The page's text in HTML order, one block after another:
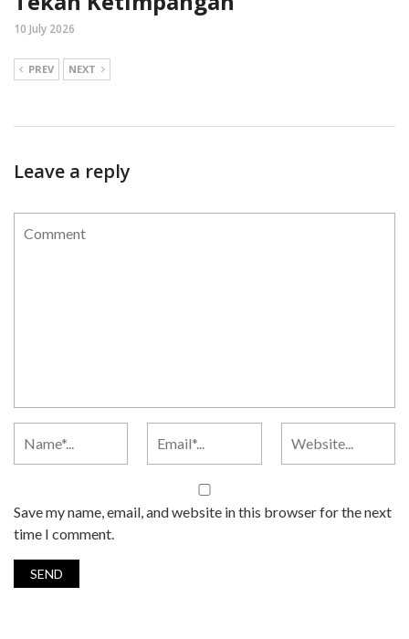
10 July 2026
PREV NEXT
Leave a reply
Save my name, email, and website in this browser for the next
time I comment.